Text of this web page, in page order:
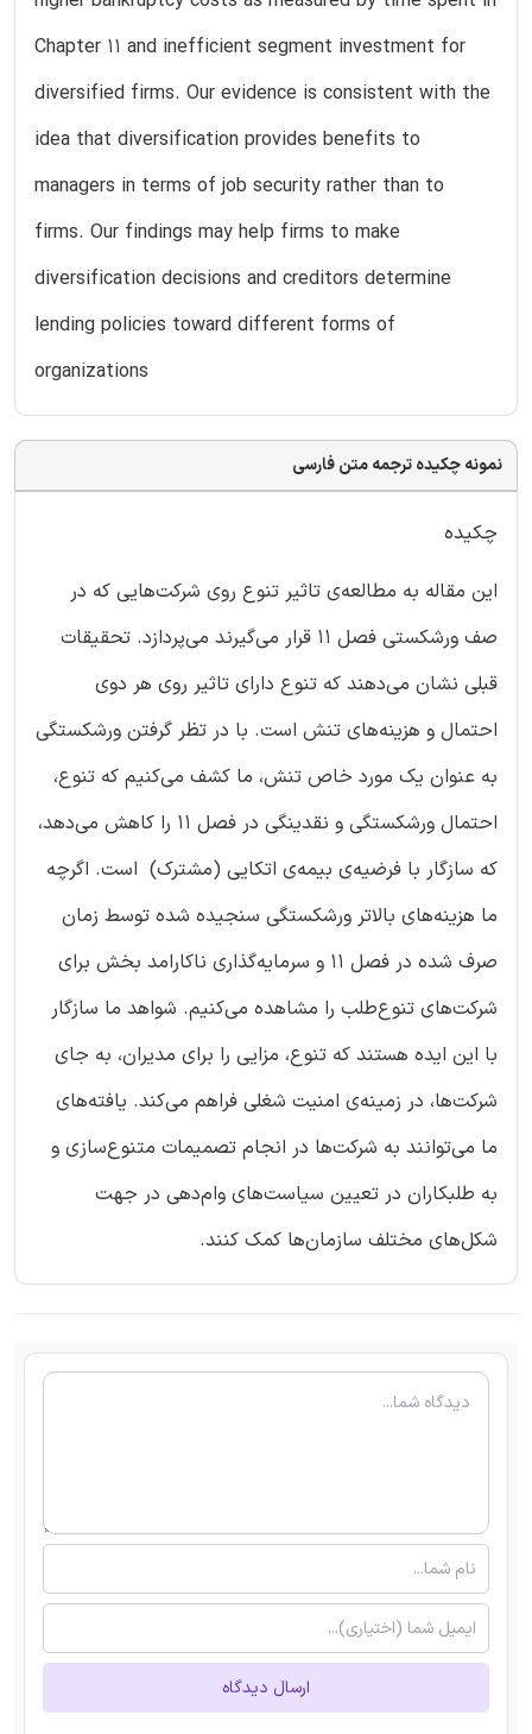
Chapter 11 and inefficient segment investment for
diversified firms. Our evidence is consistent with the
idea that diversification provides benefits to
managers in terms of job security rather than to
firms. Our findings may help firms to make
diversification decisions and creditors determine
lending policies toward different forms of
organizations
نمونه چکیده ترجمه متن فارسی
چکیده
این مقاله به مطالعه‌ی تاثیر تنوع روی شرکت‌هایی که در
صف ورشکستی فصل 11 قرار می‌گیرند می‌پردازد. تحقیقات
قبلی نشان می‌دهند که تنوع دارای تاثیر روی هر دوی
احتمال و هزینه‌های تنش است. با در تظر گرفتن ورشکستگی
به عنوان یک مورد خاص تنش، ما کشف می‌کنیم که تنوع،
احتمال ورشکستگی و نقدینگی در فصل 11 را کاهش می‌دهد،
که سازگار با فرضیه‌ی بیمه‌ی اتکایی (مشترک) است. اگرچه
ما هزینه‌های بالاتر ورشکستگی سنجیده شده توسط زمان
صرف شده در فصل 11 و سرمایه‌گذاری ناکارامد بخش برای
شرکت‌های تنوع‌طلب را مشاهده می‌کنیم. شواهد ما سازگار
با این ایده هستند که تنوع، مزایی را برای مدیران، به جای
شرکت‌ها، در زمینه‌ی امنیت شغلی فراهم می‌کند. یافته‌های
ما می‌توانند به شرکت‌ها در انجام تصمیمات متنوع‌سازی و
به طلبکاران در تعیین سیاست‌های وام‌دهی در جهت
شکل‌های مختلف سازمان‌ها کمک کنند.
ارسال دیدگاه